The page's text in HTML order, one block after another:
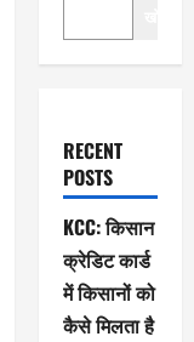
RECENT
POSTS
KCC: किसान
क्रेडिट कार्ड
में किसानों को
कैसे मिलता है